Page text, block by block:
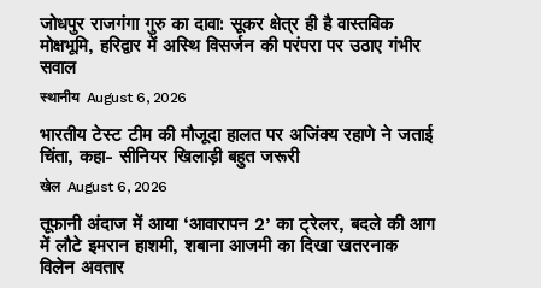
जोधपुर राजगंगा गुरु का दावा: सूकर क्षेत्र ही है वास्तविक
मोक्षभूमि, हरिद्वार में अस्थि विसर्जन की परंपरा पर उठाए गंभीर
सवाल
स्थानीय August 6, 2026
भारतीय टेस्ट टीम की मौजूदा हालत पर अजिंक्य रहाणे ने जताई
चिंता, कहा- सीनियर खिलाड़ी बहुत जरूरी
खेल August 6, 2026
तूफानी अंदाज में आया ‘आवारापन 2’ का ट्रेलर, बदले की आग
में लौटे इमरान हाशमी, शबाना आजमी का दिखा खतरनाक
विलेन अवतार